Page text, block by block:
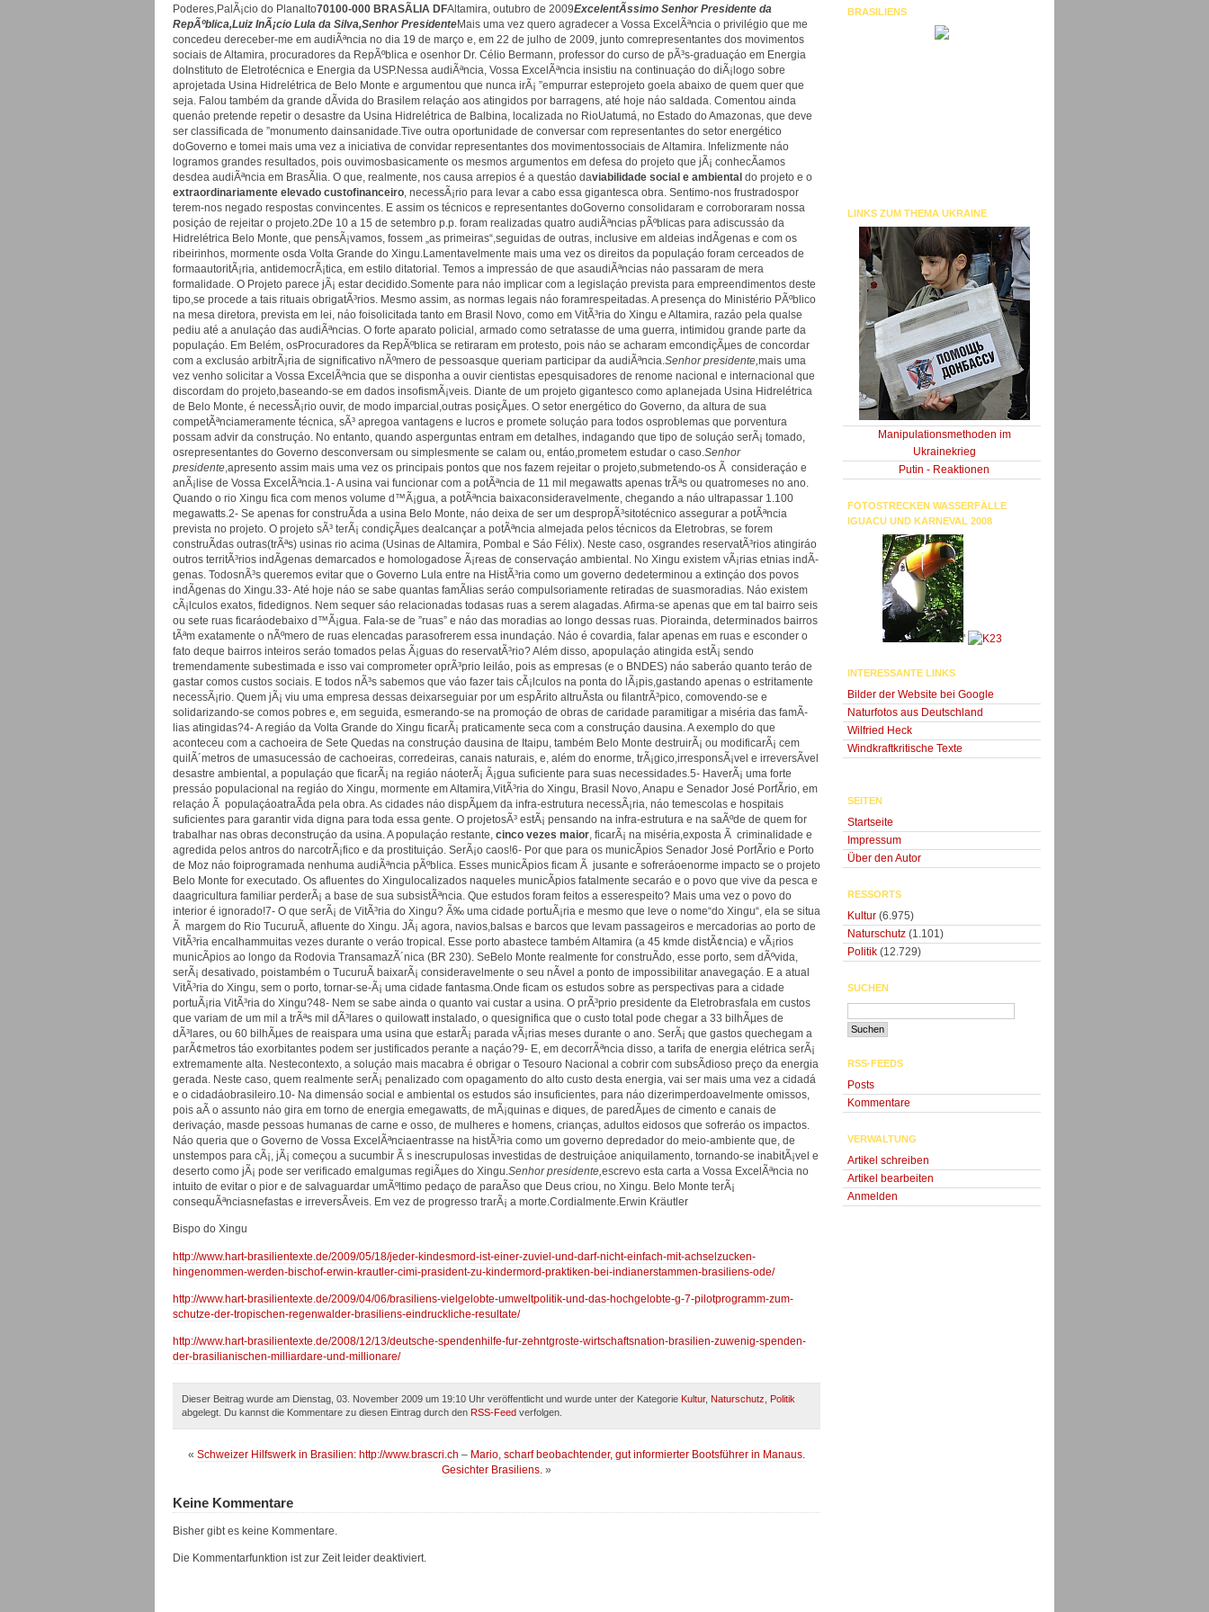
Poderes,PalÃ¡cio do Planalto70100-000 BRASÃLIA DFAltamira, outubro de 2009ExcelentÃ­ssimo Senhor Presidente da
RepÃºblica,Luiz InÃ¡cio Lula da Silva,Senhor PresidenteMais uma vez quero agradecer a Vossa ExcelÃªncia o privilégio que me
concedeu dereceber-me em audiÃªncia no dia 19 de março e, em 22 de julho de 2009, junto comrepresentantes dos movimentos
sociais de Altamira, procuradores da RepÃºblica e osenhor Dr. Célio Bermann, professor do curso de pÃ³s-graduaçáo em Energia
doInstituto de Eletrotécnica e Energia da USP.Nessa audiÃªncia, Vossa ExcelÃªncia insistiu na continuaçáo do diÃ¡logo sobre
aprojetada Usina Hidrelétrica de Belo Monte e argumentou que nunca irÃ¡ ”empurrar esteprojeto goela abaixo de quem quer que
seja. Falou também da grande dÃ­vida do Brasilem relaçáo aos atingidos por barragens, até hoje náo saldada. Comentou ainda
quenáo pretende repetir o desastre da Usina Hidrelétrica de Balbina, localizada no RioUatumá, no Estado do Amazonas, que deve
ser classificada de ”monumento dainsanidade.Tive outra oportunidade de conversar com representantes do setor energético
doGoverno e tomei mais uma vez a iniciativa de convidar representantes dos movimentossociais de Altamira. Infelizmente náo
logramos grandes resultados, pois ouvimosbasicamente os mesmos argumentos em defesa do projeto que jÃ¡ conhecÃ­amos
desdea audiÃªncia em BrasÃ­lia. O que, realmente, nos causa arrepios é a questáo daviabilidade social e ambiental do projeto e o
extraordinariamente elevado custofinanceiro, necessÃ¡rio para levar a cabo essa gigantesca obra. Sentimo-nos frustradospor
terem-nos negado respostas convincentes. E assim os técnicos e representantes doGoverno consolidaram e corroboraram nossa
posiçáo de rejeitar o projeto.2De 10 a 15 de setembro p.p. foram realizadas quatro audiÃªncias pÃºblicas para adiscussáo da
Hidrelétrica Belo Monte, que pensÃ¡vamos, fossem „as primeiras“,seguidas de outras, inclusive em aldeias indÃ­genas e com os
ribeirinhos, mormente osda Volta Grande do Xingu.Lamentavelmente mais uma vez os direitos da populaçáo foram cerceados de
formaautoritÃ¡ria, antidemocrÃ¡tica, em estilo ditatorial. Temos a impressáo de que asaudiÃªncias náo passaram de mera
formalidade. O Projeto parece jÃ¡ estar decidido.Somente para náo implicar com a legislaçáo prevista para empreendimentos deste
tipo,se procede a tais rituais obrigatÃ³rios. Mesmo assim, as normas legais náo foramrespeitadas. A presença do Ministério PÃºblico
na mesa diretora, prevista em lei, náo foisolicitada tanto em Brasil Novo, como em VitÃ³ria do Xingu e Altamira, razáo pela qualse
pediu até a anulaçáo das audiÃªncias. O forte aparato policial, armado como setratasse de uma guerra, intimidou grande parte da
populaçáo. Em Belém, osProcuradores da RepÃºblica se retiraram em protesto, pois náo se acharam emcondiçÃµes de concordar
com a exclusáo arbitrÃ¡ria de significativo nÃºmero de pessoasque queriam participar da audiÃªncia.Senhor presidente,mais uma
vez venho solicitar a Vossa ExcelÃªncia que se disponha a ouvir cientistas epesquisadores de renome nacional e internacional que
discordam do projeto,baseando-se em dados insofismÃ¡veis. Diante de um projeto gigantesco como aplanejada Usina Hidrelétrica
de Belo Monte, é necessÃ¡rio ouvir, de modo imparcial,outras posiçÃµes. O setor energético do Governo, da altura de sua
competÃªnciameramente técnica, sÃ³ apregoa vantagens e lucros e promete soluçáo para todos osproblemas que porventura
possam advir da construçáo. No entanto, quando asperguntas entram em detalhes, indagando que tipo de soluçáo serÃ¡ tomado,
osrepresentantes do Governo desconversam ou simplesmente se calam ou, entáo,prometem estudar o caso.Senhor
presidente,apresento assim mais uma vez os principais pontos que nos fazem rejeitar o projeto,submetendo-os Ã consideraçáo e
anÃ¡lise de Vossa ExcelÃªncia.1- A usina vai funcionar com a potÃªncia de 11 mil megawatts apenas trÃªs ou quatromeses no ano.
Quando o rio Xingu fica com menos volume d™Ã¡gua, a potÃªncia baixaconsideravelmente, chegando a náo ultrapassar 1.100
megawatts.2- Se apenas for construÃ­da a usina Belo Monte, náo deixa de ser um despropÃ³sitotécnico assegurar a potÃªncia
prevista no projeto. O projeto sÃ³ terÃ¡ condiçÃµes dealcançar a potÃªncia almejada pelos técnicos da Eletrobras, se forem
construÃ­das outras(trÃªs) usinas rio acima (Usinas de Altamira, Pombal e Sáo Félix). Neste caso, osgrandes reservatÃ³rios atingiráo
outros territÃ³rios indÃ­genas demarcados e homologadose Ã¡reas de conservaçáo ambiental. No Xingu existem vÃ¡rias etnias indÃ­
genas. TodosnÃ³s queremos evitar que o Governo Lula entre na HistÃ³ria como um governo dedeterminou a extinçáo dos povos
indÃ­genas do Xingu.33- Até hoje náo se sabe quantas famÃ­lias seráo compulsoriamente retiradas de suasmoradias. Náo existem
cÃ¡lculos exatos, fidedignos. Nem sequer sáo relacionadas todasas ruas a serem alagadas. Afirma-se apenas que em tal bairro seis
ou sete ruas ficaráodebaixo d™Ã¡gua. Fala-se de ”ruas” e náo das moradias ao longo dessas ruas. Piorainda, determinados bairros
tÃªm exatamente o nÃºmero de ruas elencadas parasofrerem essa inundaçáo. Náo é covardia, falar apenas em ruas e esconder o
fato deque bairros inteiros seráo tomados pelas Ã¡guas do reservatÃ³rio? Além disso, apopulaçáo atingida estÃ¡ sendo
tremendamente subestimada e isso vai comprometer oprÃ³prio leiláo, pois as empresas (e o BNDES) náo saberáo quanto teráo de
gastar comos custos sociais. E todos nÃ³s sabemos que váo fazer tais cÃ¡lculos na ponta do lÃ¡pis,gastando apenas o estritamente
necessÃ¡rio. Quem jÃ¡ viu uma empresa dessas deixarseguiar por um espÃ­rito altruÃ­sta ou filantrÃ³pico, comovendo-se e
solidarizando-se comos pobres e, em seguida, esmerando-se na promoçáo de obras de caridade paramitigar a miséria das famÃ­
lias atingidas?4- A regiáo da Volta Grande do Xingu ficarÃ¡ praticamente seca com a construçáo dausina. A exemplo do que
aconteceu com a cachoeira de Sete Quedas na construçáo dausina de Itaipu, também Belo Monte destruirÃ¡ ou modificarÃ¡ cem
quilÃ´metros de umasucessáo de cachoeiras, corredeiras, canais naturais, e, além do enorme, trÃ¡gico,irresponsÃ¡vel e irreversÃ­vel
desastre ambiental, a populaçáo que ficarÃ¡ na regiáo náoterÃ¡ Ã¡gua suficiente para suas necessidades.5- HaverÃ¡ uma forte
pressáo populacional na regiáo do Xingu, mormente em Altamira,VitÃ³ria do Xingu, Brasil Novo, Anapu e Senador José PorfÃ­rio, em
relaçáo Ã populaçáoatraÃ­da pela obra. As cidades náo dispÃµem da infra-estrutura necessÃ¡ria, náo temescolas e hospitais
suficientes para garantir vida digna para toda essa gente. O projetosÃ³ estÃ¡ pensando na infra-estrutura e na saÃºde de quem for
trabalhar nas obras deconstruçáo da usina. A populaçáo restante, cinco vezes maior, ficarÃ¡ na miséria,exposta Ã criminalidade e
agredida pelos antros do narcotrÃ¡fico e da prostituiçáo. SerÃ¡o caos!6- Por que para os municÃ­pios Senador José PorfÃ­rio e Porto
de Moz náo foiprogramada nenhuma audiÃªncia pÃºblica. Esses municÃ­pios ficam Ã jusante e sofreráoenorme impacto se o projeto
Belo Monte for executado. Os afluentes do Xingulocalizados naqueles municÃ­pios fatalmente secaráo e o povo que vive da pesca e
daagricultura familiar perderÃ¡ a base de sua subsistÃªncia. Que estudos foram feitos a esserespeito? Mais uma vez o povo do
interior é ignorado!7- O que serÃ¡ de VitÃ³ria do Xingu? Ã‰ uma cidade portuÃ¡ria e mesmo que leve o nome“do Xingu“, ela se situa
Ã margem do Rio TucuruÃ­, afluente do Xingu. JÃ¡ agora, navios,balsas e barcos que levam passageiros e mercadorias ao porto de
VitÃ³ria encalhammuitas vezes durante o veráo tropical. Esse porto abastece também Altamira (a 45 kmde distÃ¢ncia) e vÃ¡rios
municÃ­pios ao longo da Rodovia TransamazÃ´nica (BR 230). SeBelo Monte realmente for construÃ­do, esse porto, sem dÃºvida,
serÃ¡ desativado, poistambém o TucuruÃ­ baixarÃ¡ consideravelmente o seu nÃ­vel a ponto de impossibilitar anavegaçáo. E a atual
VitÃ³ria do Xingu, sem o porto, tornar-se-Ã¡ uma cidade fantasma.Onde ficam os estudos sobre as perspectivas para a cidade
portuÃ¡ria VitÃ³ria do Xingu?48- Nem se sabe ainda o quanto vai custar a usina. O prÃ³prio presidente da Eletrobrasfala em custos
que variam de um mil a trÃªs mil dÃ³lares o quilowatt instalado, o quesignifica que o custo total pode chegar a 33 bilhÃµes de
dÃ³lares, ou 60 bilhÃµes de reaispara uma usina que estarÃ¡ parada vÃ¡rias meses durante o ano. SerÃ¡ que gastos quechegam a
parÃ¢metros táo exorbitantes podem ser justificados perante a naçáo?9- E, em decorrÃªncia disso, a tarifa de energia elétrica serÃ¡
extremamente alta. Nestecontexto, a soluçáo mais macabra é obrigar o Tesouro Nacional a cobrir com subsÃ­dioso preço da energia
gerada. Neste caso, quem realmente serÃ¡ penalizado com opagamento do alto custo desta energia, vai ser mais uma vez a cidadá
e o cidadáobrasileiro.10- Na dimensáo social e ambiental os estudos sáo insuficientes, para náo dizerimperdoavelmente omissos,
pois aÃ­ o assunto náo gira em torno de energia emegawatts, de mÃ¡quinas e diques, de paredÃµes de cimento e canais de
derivaçáo, masde pessoas humanas de carne e osso, de mulheres e homens, crianças, adultos eidosos que sofreráo os impactos.
Náo queria que o Governo de Vossa ExcelÃªnciaentrasse na histÃ³ria como um governo depredador do meio-ambiente que, de
unstempos para cÃ¡, jÃ¡ começou a sucumbir Ã s inescrupulosas investidas de destruiçáoe aniquilamento, tornando-se inabitÃ¡vel e
deserto como jÃ¡ pode ser verificado emalgumas regiÃµes do Xingu.Senhor presidente,escrevo esta carta a Vossa ExcelÃªncia no
intuito de evitar o pior e de salvaguardar umÃºltimo pedaço de paraÃ­so que Deus criou, no Xingu. Belo Monte terÃ¡
consequÃªnciasnefastas e irreversÃ­veis. Em vez de progresso trarÃ¡ a morte.Cordialmente.Erwin Kräutler
Bispo do Xingu
http://www.hart-brasilientexte.de/2009/05/18/jeder-kindesmord-ist-einer-zuviel-und-darf-nicht-einfach-mit-achselzucken-
hingenommen-werden-bischof-erwin-krautler-cimi-prasident-zu-kindermord-praktiken-bei-indianerstammen-brasiliens-ode/
http://www.hart-brasilientexte.de/2009/04/06/brasiliens-vielgelobte-umweltpolitik-und-das-hochgelobte-g-7-pilotprogramm-zum-
schutze-der-tropischen-regenwalder-brasiliens-eindruckliche-resultate/
http://www.hart-brasilientexte.de/2008/12/13/deutsche-spendenhilfe-fur-zehntgroste-wirtschaftsnation-brasilien-zuwenig-spenden-
der-brasilianischen-milliardare-und-millionare/
Dieser Beitrag wurde am Dienstag, 03. November 2009 um 19:10 Uhr veröffentlicht und wurde unter der Kategorie Kultur, Naturschutz
Politik
abgelegt. Du kannst die Kommentare zu diesen Eintrag durch den RSS-Feed verfolgen.
« Schweizer Hilfswerk in Brasilien: http://www.brascri.ch – Mario, scharf beobachtender, gut informierter Bootsführer in Manaus.
Gesichter Brasiliens. »
Keine Kommentare
Bisher gibt es keine Kommentare.
Die Kommentarfunktion ist zur Zeit leider deaktiviert.
BRASILIENS
LINKS ZUM THEMA UKRAINE
Manipulationsmethoden im
Ukrainekrieg
Putin - Reaktionen
FOTOSTRECKEN WASSERFÄLLE
IGUACU UND KARNEVAL 2008
'
INTERESSANTE LINKS
Bilder der Website bei Google
Naturfotos aus Deutschland
Wilfried Heck
Windkraftkritische Texte
SEITEN
Startseite
Impressum
Über den Autor
RESSORTS
Kultur (6.975)
Naturschutz (1.101)
Politik (12.729)
SUCHEN
RSS-FEEDS
Posts
Kommentare
VERWALTUNG
Artikel schreiben
Artikel bearbeiten
Anmelden